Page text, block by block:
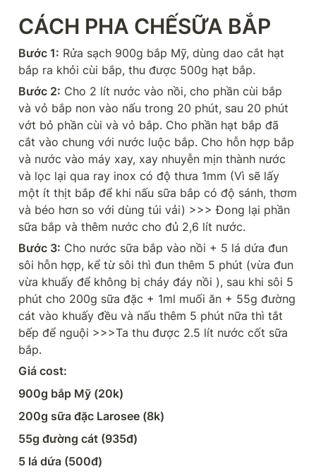
CÁCH PHA CHẾSỮA BẮP
Bước 1: Rửa sạch 900g bắp Mỹ, dùng dao cắt hạt
bắp ra khỏi cùi bắp, thu được 500g hạt bắp.
Bước 2: Cho 2 lít nước vào nồi, cho phần cùi bắp
và vỏ bắp non vào nấu trong 20 phút, sau 20 phút
vớt bỏ phần cùi và vỏ bắp. Cho phần hạt bắp đã
cắt vào chung với nước luộc bắp. Cho hỗn hợp bắp
và nước vào máy xay, xay nhuyễn mịn thành nước
và lọc lại qua ray inox có độ thưa 1mm (Vì sẽ lấy
một ít thịt bắp để khi nấu sữa bắp có độ sánh, thơm
và béo hơn so với dùng túi vải) >>> Đong lại phần
sữa bắp và thêm nước cho đủ 2,6 lít nước.
Bước 3: Cho nước sữa bắp vào nồi + 5 lá dứa đun
sôi hỗn hợp, kể từ sôi thì đun thêm 5 phút (vừa đun
vừa khuấy để không bị cháy đáy nồi ), sau khi sôi 5
phút cho 200g sữa đặc + 1ml muối ăn + 55g đường
cát vào khuấy đều và nấu thêm 5 phút nữa thì tắt
bếp để nguội >>>Ta thu được 2.5 lít nước cốt sữa
bắp.
Giá cost:
900g bắp Mỹ (20k)
200g sữa đặc Larosee (8k)
55g đường cát (935đ)
5 lá dứa (500đ)